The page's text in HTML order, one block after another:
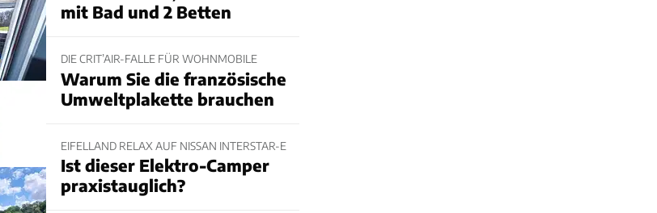
mit Bad und 2 Betten
DIE CRIT’AIR-FALLE FÜR WOHNMOBILE
Warum Sie die französische
Umweltplakette brauchen
EIFELLAND RELAX AUF NISSAN INTERSTAR-E
Ist dieser Elektro-Camper
praxistauglich?